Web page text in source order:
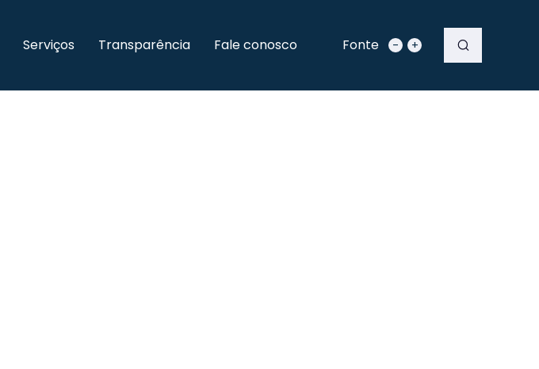
Serviços Transparência Fale conosco Fonte - +